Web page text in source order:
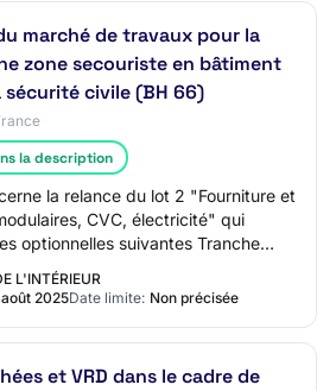
marché de travaux pour la
zone secouriste en bâtiment
civile (BH 66)
la description
la relance du lot 2 "Fourniture et
CVC, électricité" qui
optionnelles suivantes Tranche
solaires p…
L'INTÉRIEUR
2025Date limite: Non précisée
et VRD dans le cadre de